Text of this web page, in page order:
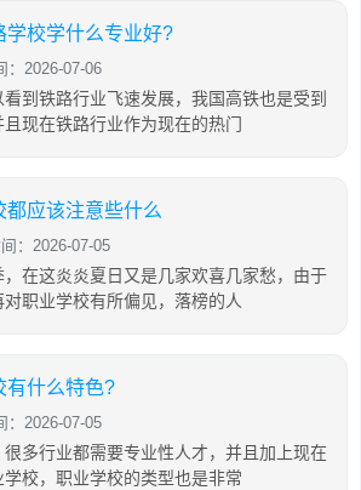
学校学什么专业好?
：2026-07-06
到铁路行业飞速发展，我国高铁也是受到
现在铁路行业作为现在的热门
应该注意些什么
：2026-07-05
在这炎炎夏日又是几家欢喜几家愁，由于
职业学校有所偏见，落榜的人
有什么特色?
：2026-07-05
多行业都需要专业性人才，并且加上现在
校，职业学校的类型也是非常